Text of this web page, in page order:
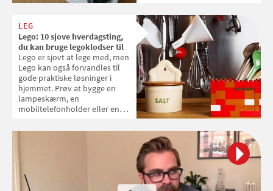
LEG
Lego: 10 sjove hverdagsting,
du kan bruge legoklodser til
Lego er sjovt at lege med, men
Lego kan også forvandles til
gode praktiske løsninger i
hjemmet. Prøv at bygge en
lampeskærm, en
mobiltelefonholder eller en